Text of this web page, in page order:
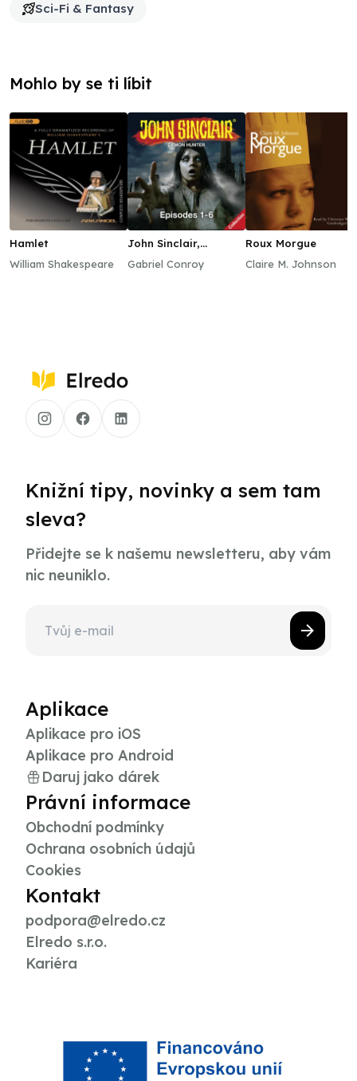
Sci-Fi & Fantasy
Mohlo by se ti líbit
Hamlet
William Shakespeare
John Sinclair,
Gabriel Conroy
Roux Morgue
Claire M. Johnson
Knižní tipy, novinky a sem tam
sleva?
Přidejte se k našemu newsletteru, aby vám
nic neuniklo.
Aplikace
Aplikace pro iOS
Aplikace pro Android
Daruj jako dárek
Právní informace
Obchodní podmínky
Ochrana osobních údajů
Cookies
Kontakt
podpora@elredo.cz
Elredo s.r.o.
Kariéra